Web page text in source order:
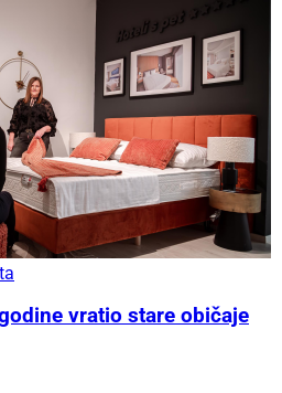
vratio stare običaje